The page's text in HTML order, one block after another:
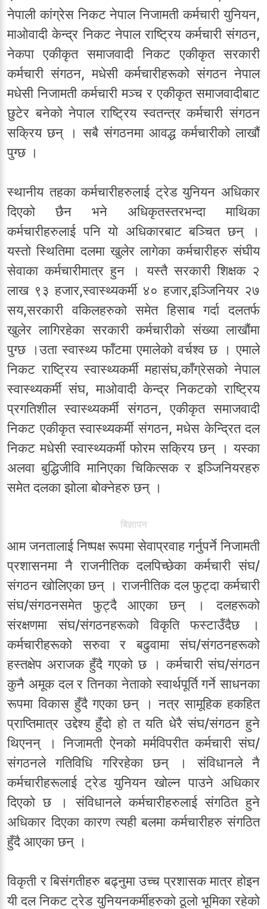
नेपाली कांग्रेस निकट नेपाल निजामती कर्मचारी युनियन,
माओवादी केन्द्र निकट नेपाल राष्ट्रिय कर्मचारी संगठन,
नेकपा एकीकृत समाजवादी निकट एकीकृत सरकारी
कर्मचारी संगठन, मधेसी कर्मचारीहरूको संगठन नेपाल
मधेसी निजामती कर्मचारी मञ्च र एकीकृत समाजवादीबाट
छुटेर बनेको नेपाल राष्ट्रिय स्वतन्त्र कर्मचारी संगठन
सक्रिय छन् । सबै संगठनमा आवद्ध कर्मचारीको लाखौं
पुग्छ ।
स्थानीय तहका कर्मचारीहरुलाई ट्रेड युनियन अधिकार
दिएको छैन भने अधिकृतस्तरभन्दा माथिका
कर्मचारीहरुलाई पनि यो अधिकारबाट बञ्चित छन् ।
यस्तो स्थितिमा दलमा खुलेर लागेका कर्मचारीहरु संघीय
सेवाका कर्मचारीमात्र हुन । यस्तै सरकारी शिक्षक २
लाख ९३ हजार,स्वास्थ्यकर्मी ४० हजार,इञ्जिनियर २७
सय,सरकारी वकिलहरुको समेत हिसाब गर्दा दलतर्फ
खुलेर लागिरहेका सरकारी कर्मचारीको संख्या लाखौंमा
पुग्छ ।उता स्वास्थ्य फाँटमा एमालेको वर्चश्व छ । एमाले
निकट राष्ट्रिय स्वास्थ्यकर्मी महासंघ,काँग्रेसको नेपाल
स्वास्थ्यकर्मी संघ, माओवादी केन्द्र निकटको राष्ट्रिय
प्रगतिशील स्वास्थ्यकर्मी संगठन, एकीकृत समाजवादी
निकट एकीकृत स्वास्थ्यकर्मी संगठन, मधेस केन्द्रित दल
निकट मधेसी स्वास्थ्यकर्मी फोरम सक्रिय छन् । यस्का
अलवा बुद्धिजीवि मानिएका चिकित्सक र इञ्जिनियरहरु
समेत दलका झोला बोक्नेहरु छन् ।
बिज्ञापन
आम जनतालाई निष्पक्ष रूपमा सेवाप्रवाह गर्नुपर्ने निजामती
प्रशासनमा नै राजनीतिक दलपिच्छेका कर्मचारी संघ/
संगठन खोलिएका छन् । राजनीतिक दल फुट्दा कर्मचारी
संघ/संगठनसमेत फुट्दै आएका छन् । दलहरूको
संरक्षणमा संघ/संगठनहरूको विकृति फस्टाउँदैछ ।
कर्मचारीहरूको सरुवा र बढुवामा संघ/संगठनहरूको
हस्तक्षेप अराजक हुँदै गएको छ । कर्मचारी संघ/संगठन
कुनै अमूक दल र तिनका नेताको स्वार्थपूर्ति गर्ने साधनका
रूपमा विकास हुँदै गएका छन् । नत्र सामूहिक हकहित
प्राप्तिमात्र उद्देश्य हुँदो हो त यति धेरै संघ/संगठन हुने
थिएनन् । निजामती ऐनको मर्मविपरीत कर्मचारी संघ/
संगठनले गतिविधि गरिरहेका छन् । संविधानले नै
कर्मचारीहरूलाई ट्रेड युनियन खोल्न पाउने अधिकार
दिएको छ । संविधानले कर्मचारीहरुलाई संगठित हुने
अधिकार दिएका कारण त्यही बलमा कर्मचारीहरु संगठित
हुँदै आएका छन् ।
विकृती र बिसंगतीहरु बढ्नुमा उच्च प्रशासक मात्र होइन
यी दल निकट ट्रेड युनियनकर्मीहरुको ठूलो भूमिका रहेको